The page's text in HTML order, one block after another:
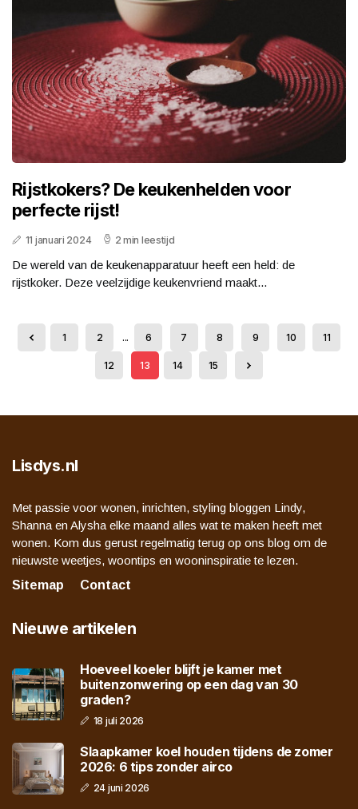
Rijstkokers? De keukenhelden voor
perfecte rijst!
11 januari 2024 2 min leestijd
De wereld van de keukenapparatuur heeft een held: de
rijstkoker. Deze veelzijdige keukenvriend maakt...
1 2 ... 6 7 8 9 10 11
12 13 14 15
Lisdys.nl
Met passie voor wonen, inrichten, styling bloggen Lindy,
Shanna en Alysha elke maand alles wat te maken heeft met
wonen. Kom dus gerust regelmatig terug op ons blog om de
nieuwste weetjes, woontips en wooninspiratie te lezen.
Sitemap
Contact
Nieuwe artikelen
Hoeveel koeler blijft je kamer met
buitenzonwering op een dag van 30
graden?
18 juli 2026
Slaapkamer koel houden tijdens de zomer
2026: 6 tips zonder airco
24 juni 2026